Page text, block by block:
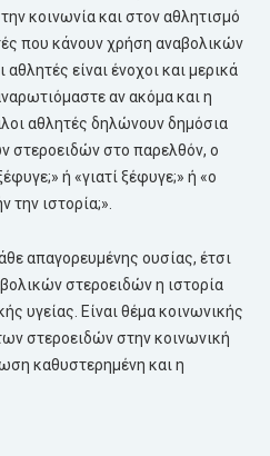
κοινωνία και στον αθλητισμό
που κάνουν χρήση αναβολικών
είναι ένοχοι και μερικά
αν ακόμα και η
αθλητές δηλώνουν δημόσια
στεροειδών στο παρελθόν, ο
ή «γιατί ξέφυγε;» ή «ο
την ιστορία;».
απαγορευμένης ουσίας, έτσι
στεροειδών η ιστορία
υγείας. Είναι θέμα κοινωνικής
στεροειδών στην κοινωνική
καθυστερημένη και η